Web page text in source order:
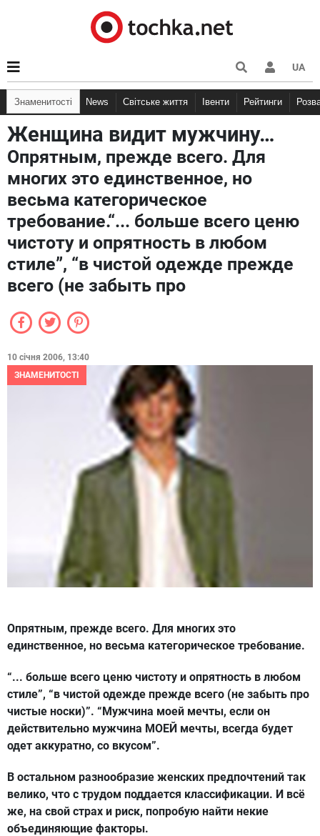
UA
Знаменитості News Світське життя Івенти Рейтинги
Женщина видит мужчину…
Опрятным, прежде всего. Для
многих это единственное, но
весьма категорическое
требование.“... больше всего ценю
чистоту и опрятность в любом
стиле”, “в чистой одежде прежде
всего (не забыть про
10 січня 2006, 13:40
ЗНАМЕНИТОСТІ
Опрятным, прежде всего. Для многих это
единственное, но весьма категорическое требование.
“... больше всего ценю чистоту и опрятность в любом
стиле”, “в чистой одежде прежде всего (не забыть про
чистые носки)”. “Мужчина моей мечты, если он
действительно мужчина МОЕЙ мечты, всегда будет
одет аккуратно, со вкусом”.
В остальном разнообразие женских предпочтений так
велико, что с трудом поддается классификации. И всё
же, на свой страх и риск, попробую найти некие
объединяющие факторы.